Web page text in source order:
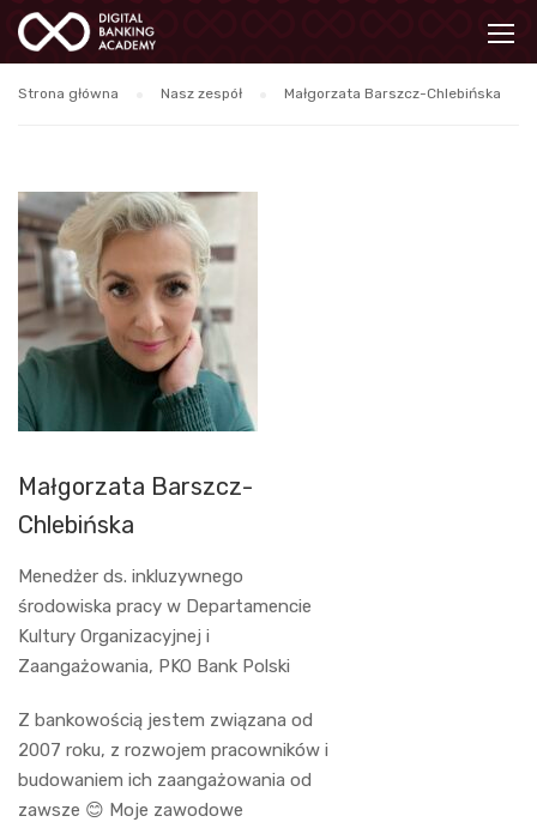
Strona główna Nasz zespół Małgorzata Barszcz-Chlebińska
Małgorzata Barszcz-
Chlebińska
Menedżer ds. inkluzywnego
środowiska pracy w Departamencie
Kultury Organizacyjnej i
Zaangażowania, PKO Bank Polski
Z bankowością jestem związana od
2007 roku, z rozwojem pracowników i
budowaniem ich zaangażowania od
zawsze 😊 Moje zawodowe